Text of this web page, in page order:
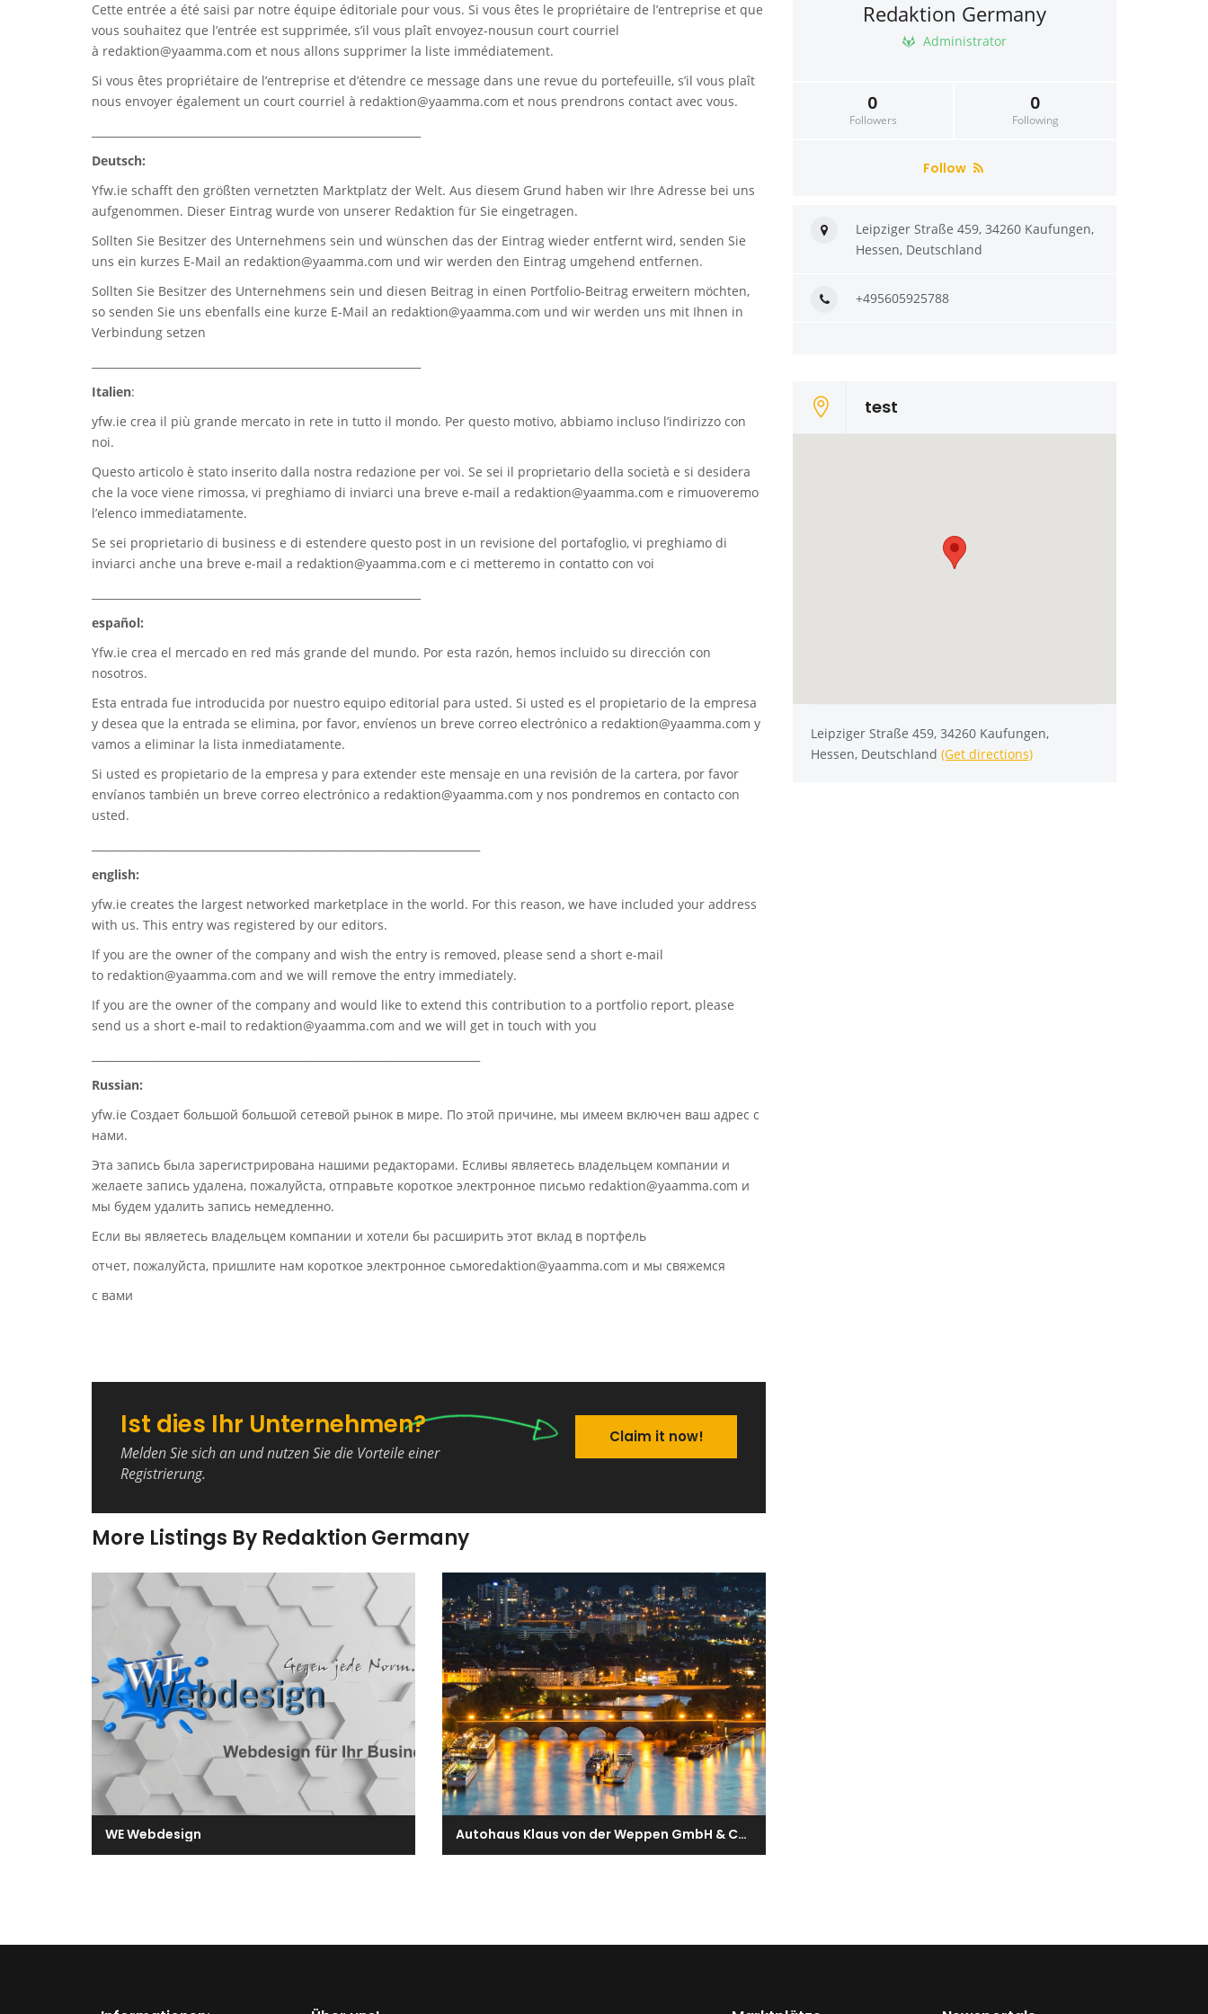
Cette entrée a été saisi par notre équipe éditoriale pour vous. Si vous êtes le propriétaire de l’entreprise et que
vous souhaitez que l’entrée est supprimée, s’il vous plaît envoyez-nousun court courriel
à redaktion@yaamma.com et nous allons supprimer la liste immédiatement.
Si vous êtes propriétaire de l’entreprise et d’étendre ce message dans une revue du portefeuille, s’il vous plaît
nous envoyer également un court courriel à redaktion@yaamma.com et nous prendrons contact avec vous.
Deutsch:
Yfw.ie schafft den größten vernetzten Marktplatz der Welt. Aus diesem Grund haben wir Ihre Adresse bei uns
aufgenommen. Dieser Eintrag wurde von unserer Redaktion für Sie eingetragen.
Sollten Sie Besitzer des Unternehmens sein und wünschen das der Eintrag wieder entfernt wird, senden Sie
uns ein kurzes E-Mail an redaktion@yaamma.com und wir werden den Eintrag umgehend entfernen.
Sollten Sie Besitzer des Unternehmens sein und diesen Beitrag in einen Portfolio-Beitrag erweitern möchten,
so senden Sie uns ebenfalls eine kurze E-Mail an redaktion@yaamma.com und wir werden uns mit Ihnen in
Verbindung setzen
Italien:
yfw.ie crea il più grande mercato in rete in tutto il mondo. Per questo motivo, abbiamo incluso l’indirizzo con
noi.
Questo articolo è stato inserito dalla nostra redazione per voi. Se sei il proprietario della società e si desidera
che la voce viene rimossa, vi preghiamo di inviarci una breve e-mail a redaktion@yaamma.com e rimuoveremo
l’elenco immediatamente.
Se sei proprietario di business e di estendere questo post in un revisione del portafoglio, vi preghiamo di
inviarci anche una breve e-mail a redaktion@yaamma.com e ci metteremo in contatto con voi
español:
Yfw.ie crea el mercado en red más grande del mundo. Por esta razón, hemos incluido su dirección con
nosotros.
Esta entrada fue introducida por nuestro equipo editorial para usted. Si usted es el propietario de la empresa
y desea que la entrada se elimina, por favor, envíenos un breve correo electrónico a redaktion@yaamma.com y
vamos a eliminar la lista inmediatamente.
Si usted es propietario de la empresa y para extender este mensaje en una revisión de la cartera, por favor
envíanos también un breve correo electrónico a redaktion@yaamma.com y nos pondremos en contacto con
usted.
english:
yfw.ie creates the largest networked marketplace in the world. For this reason, we have included your address
with us. This entry was registered by our editors.
If you are the owner of the company and wish the entry is removed, please send a short e-mail
to redaktion@yaamma.com and we will remove the entry immediately.
If you are the owner of the company and would like to extend this contribution to a portfolio report, please
send us a short e-mail to redaktion@yaamma.com and we will get in touch with you
Russian:
yfw.ie Создает большой большой сетевой рынок в мире. По этой причине, мы имеем включен ваш адрес с
нами.
Эта запись была зарегистрирована нашими редакторами. Есливы являетесь владельцем компании и
желаете запись удалена, пожалуйста, отправьте короткое электронное письмо redaktion@yaamma.com и
мы будем удалить запись немедленно.
Если вы являетесь владельцем компании и хотели бы расширить этот вклад в портфель
отчет, пожалуйста, пришлите нам короткое электронное сьмоredaktion@yaamma.com и мы свяжемся
с вами
Ist dies Ihr Unternehmen?
Melden Sie sich an und nutzen Sie die Vorteile einer
Registrierung.
Claim it now!
More Listings By Redaktion Germany
WE Webdesign Autohaus Klaus von der Weppen GmbH & Co. KG
Redaktion Germany
Administrator
0
Followers
0
Following
Follow
Leipziger Straße 459, 34260 Kaufungen,
Hessen, Deutschland
+495605925788
test
Leipziger Straße 459, 34260 Kaufungen,
Hessen, Deutschland (Get directions)